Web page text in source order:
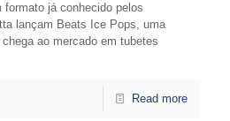
formato já conhecido pelos
lançam Beats Ice Pops, uma
ao mercado em tubetes
Read more